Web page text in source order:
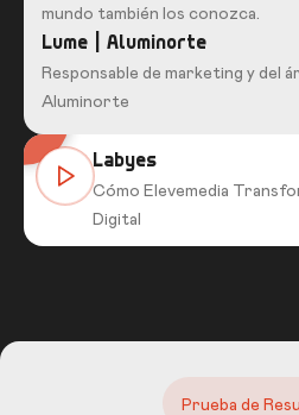
mundo también los conozca.
Lume | Aluminorte
Responsable de marketing y del
Aluminorte
Labyes
Cómo Elevemedia
Digital
Prueba de